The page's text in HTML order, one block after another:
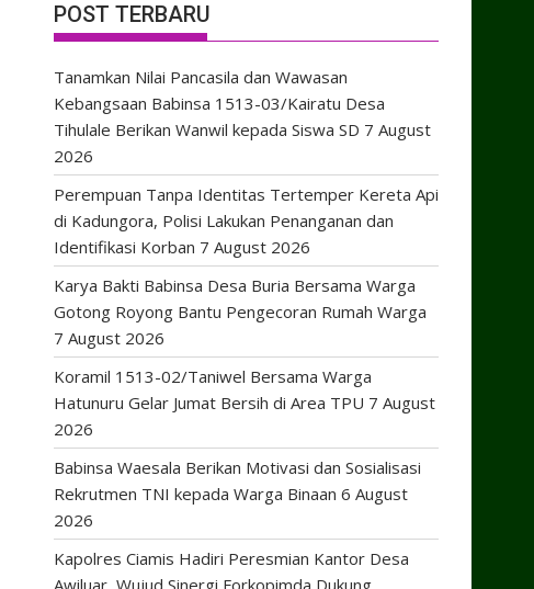
POST TERBARU
Tanamkan Nilai Pancasila dan Wawasan
Kebangsaan Babinsa 1513-03/Kairatu Desa
Tihulale Berikan Wanwil kepada Siswa SD 7 August
2026
Perempuan Tanpa Identitas Tertemper Kereta Api
di Kadungora, Polisi Lakukan Penanganan dan
Identifikasi Korban 7 August 2026
Karya Bakti Babinsa Desa Buria Bersama Warga
Gotong Royong Bantu Pengecoran Rumah Warga
7 August 2026
Koramil 1513-02/Taniwel Bersama Warga
Hatunuru Gelar Jumat Bersih di Area TPU 7 August
2026
Babinsa Waesala Berikan Motivasi dan Sosialisasi
Rekrutmen TNI kepada Warga Binaan 6 August
2026
Kapolres Ciamis Hadiri Peresmian Kantor Desa
Awiluar, Wujud Sinergi Forkopimda Dukung